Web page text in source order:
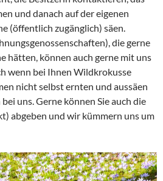
und danach auf der eigenen
(öffentlich zugänglich) säen.
die gerne
hätten, können auch gerne mit uns
wenn bei Ihnen Wildkrokusse
nicht selbst ernten und aussäen
uns. Gerne können Sie auch die
abgeben und wir kümmern uns um